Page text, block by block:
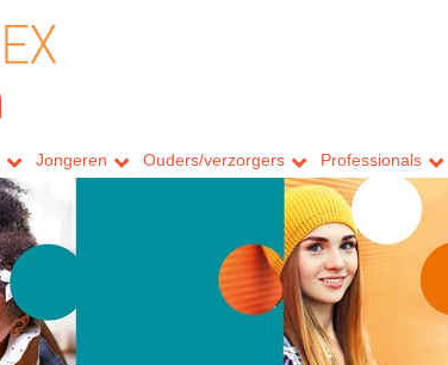
Jongeren Ouders/verzorgers Professionals